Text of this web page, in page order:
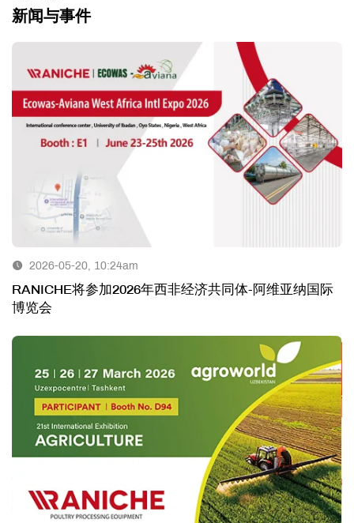
新闻与事件
2026-05-20, 10:24am
RANICHE将参加2026年西非经济共同体-阿维亚纳国际
博览会